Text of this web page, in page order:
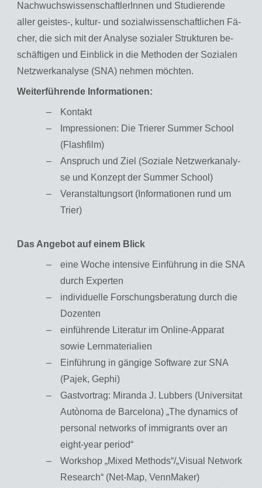
Nach­wuchs­wis­sen­schaft­le­rIn­nen und Stu­die­ren­de
aller geis­tes-, kul­tur- und so­zi­al­wis­sen­schaft­li­chen Fä­
cher, die sich mit der Ana­ly­se so­zia­ler Struk­tu­ren be­
schäf­ti­gen und Ein­blick in die Me­tho­den der So­zia­len
Netz­werkana­ly­se (SNA) neh­men möch­ten.
Wei­ter­füh­ren­de In­for­ma­tio­nen:
Kon­takt
Impressionen: Die Trie­rer Sum­mer School
(Flash­film)
An­spruch und Ziel (So­zia­le Netz­werkana­ly­
se und Kon­zept der Sum­mer School)
Ver­an­stal­tungs­ort (In­for­ma­tio­nen rund um
Trier)
Das An­ge­bot auf einem Blick
eine Woche in­ten­si­ve Ein­füh­rung in die SNA
durch Ex­per­ten
in­di­vi­du­el­le For­schungs­be­ra­tung durch die
Do­zen­ten
ein­füh­ren­de Li­te­ra­tur im On­line-Ap­pa­rat
sowie Lern­ma­te­ria­li­en
Ein­füh­rung in gän­gi­ge Soft­ware zur SNA
(Pajek, Gephi)
Gast­vor­trag: Mi­ran­da J. Lub­bers (Uni­ver­si­tat
Autònoma de Bar­ce­lo­na) „The dy­na­mics of
per­so­nal net­works of im­mi­grants over an
eight-ye­ar pe­ri­od“
Work­shop „Mixed Me­thods“/„Vi­su­al Net­work
Re­se­arch“ (Net-Map, Venn­Ma­ker)